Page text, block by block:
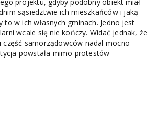
sąsiedztwie ich mieszkańców i jaką
to w ich własnych gminach. Jedno jest
wcale się nie kończy. Widać jednak, że
samorządowców nadal mocno
powstała mimo protestów